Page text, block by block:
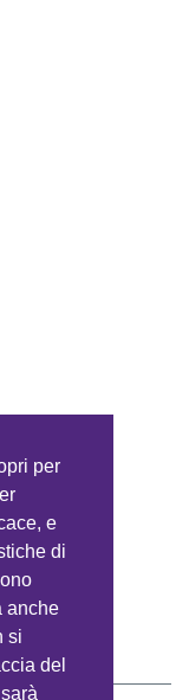
per
e
di
anche
si
del